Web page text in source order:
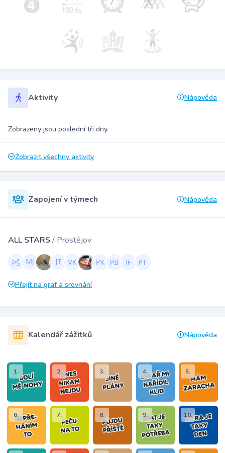
Aktivity Nápověda
Zobrazeny jsou poslední tři dny.
Zobrazit všechny aktivity
Zapojení v týmech Nápověda
ALL STARS/ Prostějov
Přejít na graf a srovnání
Kalendář zážitků Nápověda
1. 2. 3. 4. 5.
6. 7. 8. 9. 10.